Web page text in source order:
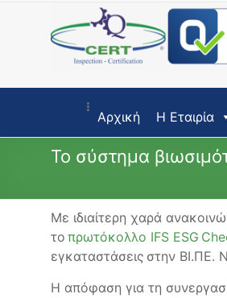
Αρχική Η Εταιρία
Το σύστημα
Με ιδιαίτερη χαρά
το πρωτόκολλο IFS ESG
εγκαταστάσεις στην
Η απόφαση για τη